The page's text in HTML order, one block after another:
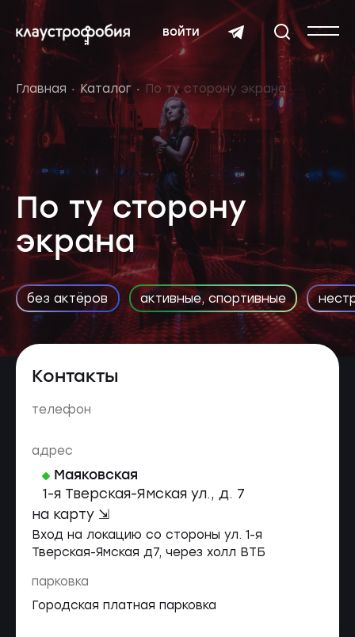
войти
Главная Каталог По ту сторону экрана
По ту сторону
экрана
без актёров активные, спортивные
Контакты
телефон
адрес
Маяковская
1-я Тверская-Ямская ул., д. 7
на карту ⇲
Вход на локацию со стороны ул. 1-я
Тверская-Ямская д7, через холл ВТБ
парковка
Городская платная парковка